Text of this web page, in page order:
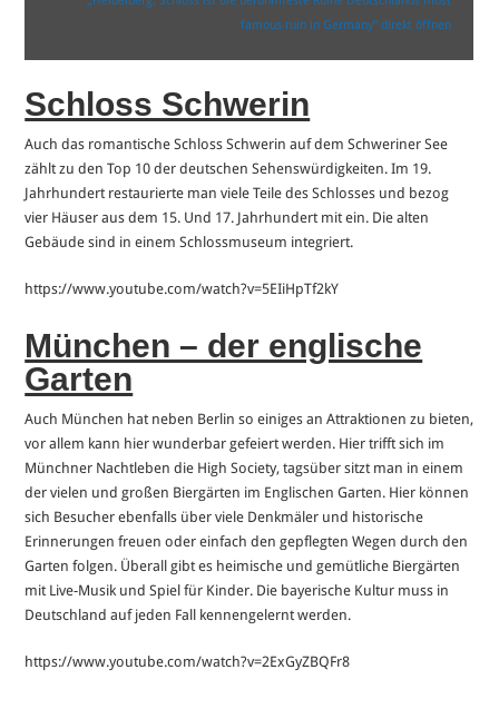
famous ruin in Germany“ direkt öffnen
Schloss Schwerin
Auch das romantische Schloss Schwerin auf dem Schweriner See
zählt zu den Top 10 der deutschen Sehenswürdigkeiten. Im 19.
Jahrhundert restaurierte man viele Teile des Schlosses und bezog
vier Häuser aus dem 15. Und 17. Jahrhundert mit ein. Die alten
Gebäude sind in einem Schlossmuseum integriert.
https://www.youtube.com/watch?v=5EIiHpTf2kY
München – der englische
Garten
Auch München hat neben Berlin so einiges an Attraktionen zu bieten,
vor allem kann hier wunderbar gefeiert werden. Hier trifft sich im
Münchner Nachtleben die High Society, tagsüber sitzt man in einem
der vielen und großen Biergärten im Englischen Garten. Hier können
sich Besucher ebenfalls über viele Denkmäler und historische
Erinnerungen freuen oder einfach den gepflegten Wegen durch den
Garten folgen. Überall gibt es heimische und gemütliche Biergärten
mit Live-Musik und Spiel für Kinder. Die bayerische Kultur muss in
Deutschland auf jeden Fall kennengelernt werden.
https://www.youtube.com/watch?v=2ExGyZBQFr8